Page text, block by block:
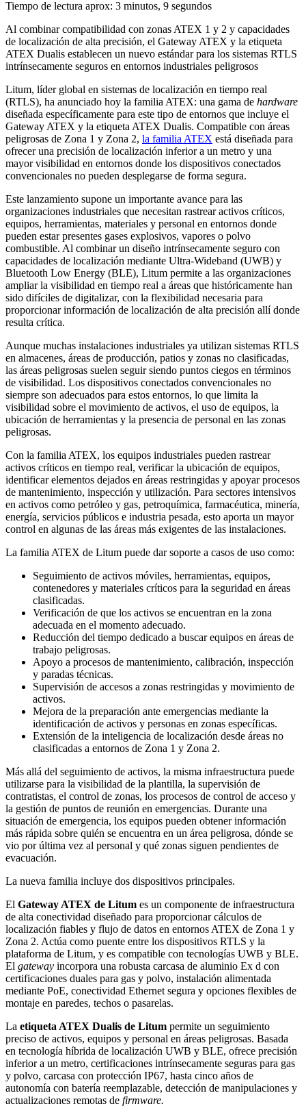
Tiempo de lectura aprox: 3 minutos, 9 segundos
Al combinar compatibilidad con zonas ATEX 1 y 2 y capacidades
de localización de alta precisión, el Gateway ATEX y la etiqueta
ATEX Dualis establecen un nuevo estándar para los sistemas RTLS
intrínsecamente seguros en entornos industriales peligrosos
Litum, líder global en sistemas de localización en tiempo real
(RTLS), ha anunciado hoy la familia ATEX: una gama de hardware
diseñada específicamente para este tipo de entornos que incluye el
Gateway ATEX y la etiqueta ATEX Dualis. Compatible con áreas
peligrosas de Zona 1 y Zona 2, la familia ATEX está diseñada para
ofrecer una precisión de localización inferior a un metro y una
mayor visibilidad en entornos donde los dispositivos conectados
convencionales no pueden desplegarse de forma segura.
Este lanzamiento supone un importante avance para las
organizaciones industriales que necesitan rastrear activos críticos,
equipos, herramientas, materiales y personal en entornos donde
pueden estar presentes gases explosivos, vapores o polvo
combustible. Al combinar un diseño intrínsecamente seguro con
capacidades de localización mediante Ultra-Wideband (UWB) y
Bluetooth Low Energy (BLE), Litum permite a las organizaciones
ampliar la visibilidad en tiempo real a áreas que históricamente han
sido difíciles de digitalizar, con la flexibilidad necesaria para
proporcionar información de localización de alta precisión allí donde
resulta crítica.
Aunque muchas instalaciones industriales ya utilizan sistemas RTLS
en almacenes, áreas de producción, patios y zonas no clasificadas,
las áreas peligrosas suelen seguir siendo puntos ciegos en términos
de visibilidad. Los dispositivos conectados convencionales no
siempre son adecuados para estos entornos, lo que limita la
visibilidad sobre el movimiento de activos, el uso de equipos, la
ubicación de herramientas y la presencia de personal en las zonas
peligrosas.
Con la familia ATEX, los equipos industriales pueden rastrear
activos críticos en tiempo real, verificar la ubicación de equipos,
identificar elementos dejados en áreas restringidas y apoyar procesos
de mantenimiento, inspección y utilización. Para sectores intensivos
en activos como petróleo y gas, petroquímica, farmacéutica, minería,
energía, servicios públicos e industria pesada, esto aporta un mayor
control en algunas de las áreas más exigentes de las instalaciones.
La familia ATEX de Litum puede dar soporte a casos de uso como:
Seguimiento de activos móviles, herramientas, equipos,
contenedores y materiales críticos para la seguridad en áreas
clasificadas.
Verificación de que los activos se encuentran en la zona
adecuada en el momento adecuado.
Reducción del tiempo dedicado a buscar equipos en áreas de
trabajo peligrosas.
Apoyo a procesos de mantenimiento, calibración, inspección
y paradas técnicas.
Supervisión de accesos a zonas restringidas y movimiento de
activos.
Mejora de la preparación ante emergencias mediante la
identificación de activos y personas en zonas específicas.
Extensión de la inteligencia de localización desde áreas no
clasificadas a entornos de Zona 1 y Zona 2.
Más allá del seguimiento de activos, la misma infraestructura puede
utilizarse para la visibilidad de la plantilla, la supervisión de
contratistas, el control de zonas, los procesos de control de acceso y
la gestión de puntos de reunión en emergencias. Durante una
situación de emergencia, los equipos pueden obtener información
más rápida sobre quién se encuentra en un área peligrosa, dónde se
vio por última vez al personal y qué zonas siguen pendientes de
evacuación.
La nueva familia incluye dos dispositivos principales.
El Gateway ATEX de Litum es un componente de infraestructura
de alta conectividad diseñado para proporcionar cálculos de
localización fiables y flujo de datos en entornos ATEX de Zona 1 y
Zona 2. Actúa como puente entre los dispositivos RTLS y la
plataforma de Litum, y es compatible con tecnologías UWB y BLE.
El gateway incorpora una robusta carcasa de aluminio Ex d con
certificaciones duales para gas y polvo, instalación alimentada
mediante PoE, conectividad Ethernet segura y opciones flexibles de
montaje en paredes, techos o pasarelas.
La etiqueta ATEX Dualis de Litum permite un seguimiento
preciso de activos, equipos y personal en áreas peligrosas. Basada
en tecnología híbrida de localización UWB y BLE, ofrece precisión
inferior a un metro, certificaciones intrínsecamente seguras para gas
y polvo, carcasa con protección IP67, hasta cinco años de
autonomía con batería reemplazable, detección de manipulaciones y
actualizaciones remotas de firmware.